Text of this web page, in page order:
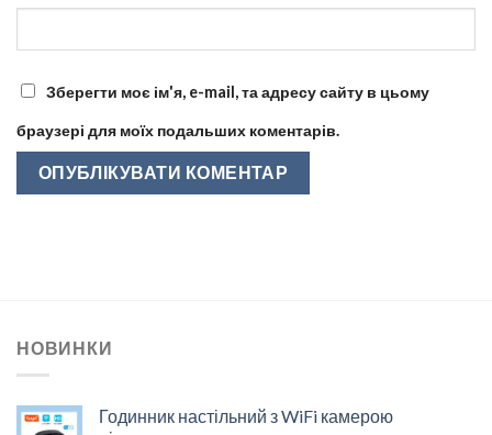
Зберегти моє ім'я, e-mail, та адресу сайту в цьому
браузері для моїх подальших коментарів.
НОВИНКИ
Годинник настільний з WiFi камерою